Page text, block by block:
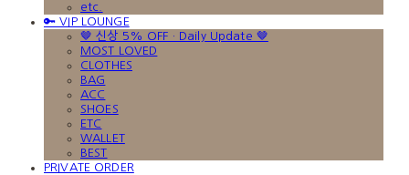
etc.
🔑 VIP LOUNGE
🤎 신상 5% OFF · Daily Update 🤎
MOST LOVED
CLOTHES
BAG
ACC
SHOES
ETC
WALLET
BEST
PRIVATE ORDER